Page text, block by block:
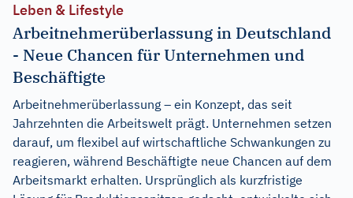
Leben & Lifestyle
Arbeitnehmerüberlassung in Deutschland
- Neue Chancen für Unternehmen und
Beschäftigte
Arbeitnehmerüberlassung – ein Konzept, das seit
Jahrzehnten die Arbeitswelt prägt. Unternehmen setzen
darauf, um flexibel auf wirtschaftliche Schwankungen zu
reagieren, während Beschäftigte neue Chancen auf dem
Arbeitsmarkt erhalten. Ursprünglich als kurzfristige